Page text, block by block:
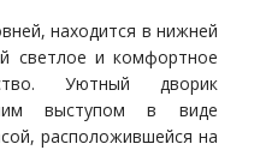
находится в нижней
светлое и комфортное
Уютный дворик
выступом в виде
расположившейся на